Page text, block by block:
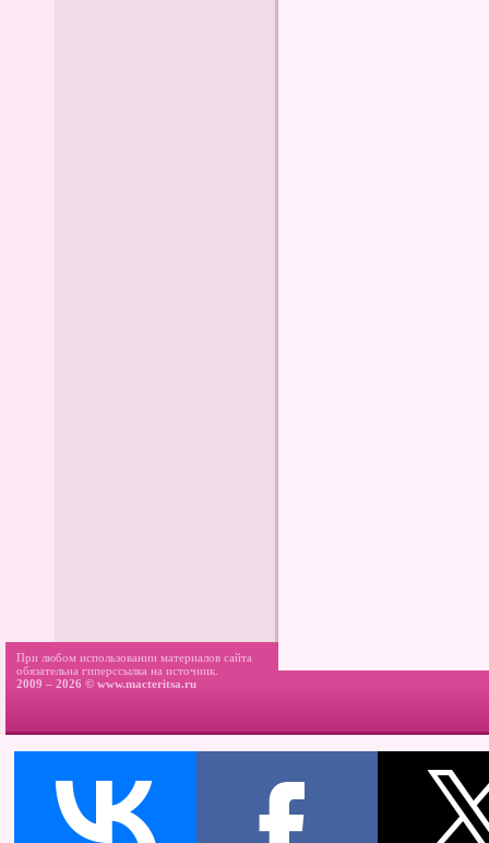
При любом использовании материалов сайта
обязательна гиперссылка на источник.
2009 – 2026 © www.macteritsa.ru